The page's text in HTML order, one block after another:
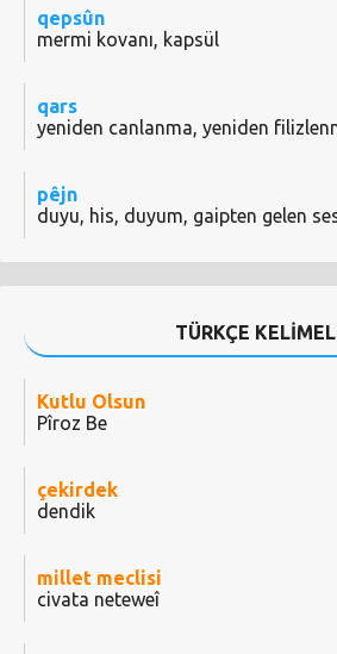
qepsûn
mermi kovanı, kapsül
qars
yeniden canlanma, yeniden
pêjn
duyu, his, duyum, gaipten gelen
TÜRKÇE
Kutlu Olsun
Pîroz Be
çekirdek
dendik
millet meclisi
civata neteweî